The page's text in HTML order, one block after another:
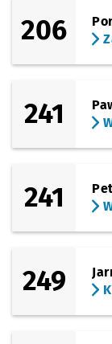
206
241
241
249